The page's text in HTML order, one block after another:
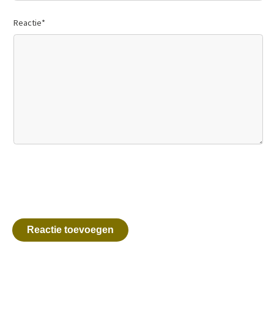
Reactie*
Reactie toevoegen